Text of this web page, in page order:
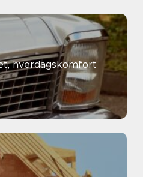
hverdagskomfort